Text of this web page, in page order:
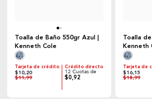
Toalla de Baño 550gr Azul |
Kenneth Cole
Tarjeta de crédito
$10,20
$11,99
Crédito directo
12 Cuotas de
$0,92
Toalla
Kenneth
Tarjeta de
$16,15
$18,99